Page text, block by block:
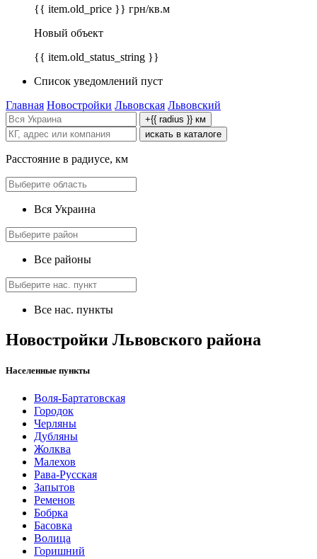
{{ item.old_price }} грн/кв.м
Новый объект
{{ item.old_status_string }}
Список уведомлений пуст
Главная Новостройки Львовская Львовский
+{{ radius }} км
искать в каталоге
Расстояние в радиусе, км
Вся Украина
Все районы
Все нас. пункты
Новостройки Львовского района
Населенные пункты
Воля-Бартатовская
Городок
Черляны
Дубляны
Жолква
Малехов
Рава-Русская
Запытов
Ременов
Бобрка
Басовка
Волица
Горишний